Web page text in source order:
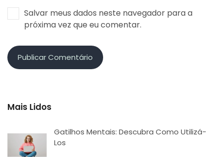
Salvar meus dados neste navegador para a
próxima vez que eu comentar.
Mais Lidos
Gatilhos Mentais: Descubra Como Utilizá-
Los